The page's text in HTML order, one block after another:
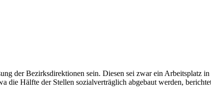
der Bezirksdirektionen sein. Diesen sei zwar ein Arbeitsplatz
die Hälfte der Stellen sozialverträglich abgebaut werden,